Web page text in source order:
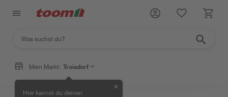
Mein Markt: Troisdorf
Hier kannst du deinen
✕